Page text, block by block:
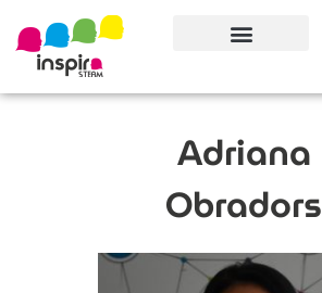
Adriana
Obradors